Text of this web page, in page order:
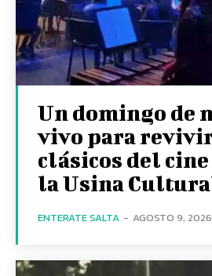
Un domingo de
vivo para
clásicos del
la Usina
ENTERATE SALTA - AGOSTO 9, 2026